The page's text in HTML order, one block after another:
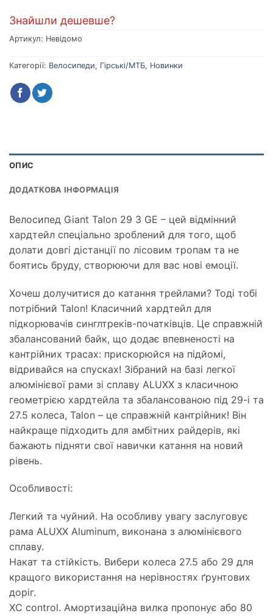
Знайшли дешевше?
Артикул: Невідомо
Категорії: Велосипеди, Гірські/МТБ, Новинки
ОПИС
ДОДАТКОВА ІНФОРМАЦІЯ
Велосипед Giant Talon 29 3 GE – цей відмінний
хардтейл спеціально зроблений для того, щоб
долати довгі дістанції по лісовим тропам та не
боятись бруду, створюючи для вас нові емоції.
Хочеш долучитися до катання трейлами? Тоді тобі
потрібний Talon! Класичний хардтейл для
підкорювачів синглтреків-початківців. Це справжній
збалансований байк, що додає впевненості на
кантрійних трасах: прискорюйся на підйомі,
відривайся на спусках! Зібраний на базі легкої
алюмінієвої рами зі сплаву ALUXX з класичною
геометрією хардтейла та збалансованою під 29-і та
27.5 колеса, Talon – це справжній кантрійник! Він
найкраще підходить для амбітних райдерів, які
бажають підняти свої навички катання на новий
рівень.
Особливості:
Легкий та чуйний. На особливу увагу заслуговує
рама ALUXX Aluminum, виконана з алюмінієвого
сплаву.
Накат та стійкість. Вибери колеса 27.5 або 29 для
кращого використання на нерівностях ґрунтових
доріг.
XC control. Амортизаційна вилка пропонує або 80